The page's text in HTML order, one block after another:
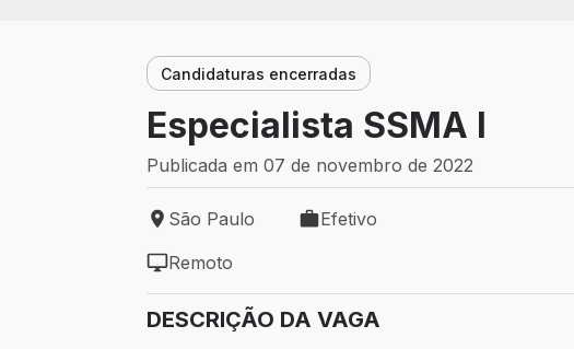
Candidaturas encerradas
Especialista SSMA I
Publicada em 07 de novembro de 2022
Local de trabalho: São Paulo
São Paulo
Tipo de vaga: Efetivo
Efetivo
Modelo de trabalho: Remoto
Remoto
DESCRIÇÃO DA VAGA